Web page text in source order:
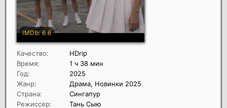
Качество:
HDrip
Время:
1 ч 38 мин
Год:
2025
Жанр:
Драма, Новинки 2025
Страна:
Сингапур
Режиссер:
Тань Сыю